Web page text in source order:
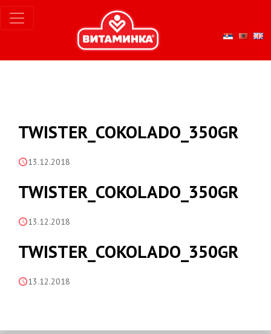
TWISTER_COKOLADO_350GR
13.12.2018
TWISTER_COKOLADO_350GR
13.12.2018
TWISTER_COKOLADO_350GR
13.12.2018